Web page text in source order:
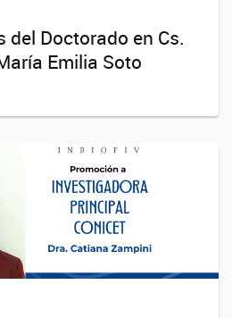
del Doctorado en Cs.
Emilia Soto